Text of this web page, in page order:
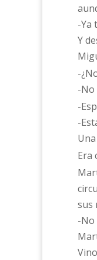
-Ya
Y
-
-No
-
-
Una
Era
sus
-No